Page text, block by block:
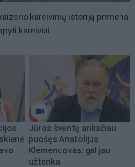
kareivinių istoriją primena
kareiviai.
Jūros šventę anksčiau
puošęs Anatolijus
Klemencovas: gal jau
užtenka